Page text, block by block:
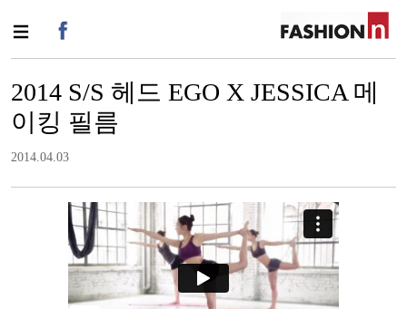
2014 S/S 헤드 EGO X JESSICA 메
이킹 필름
2014.04.03